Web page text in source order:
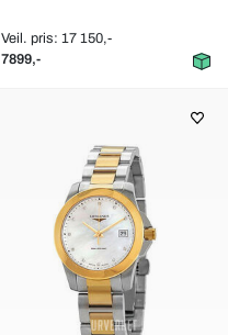
Veil. pris: 17 150,-
7899,-